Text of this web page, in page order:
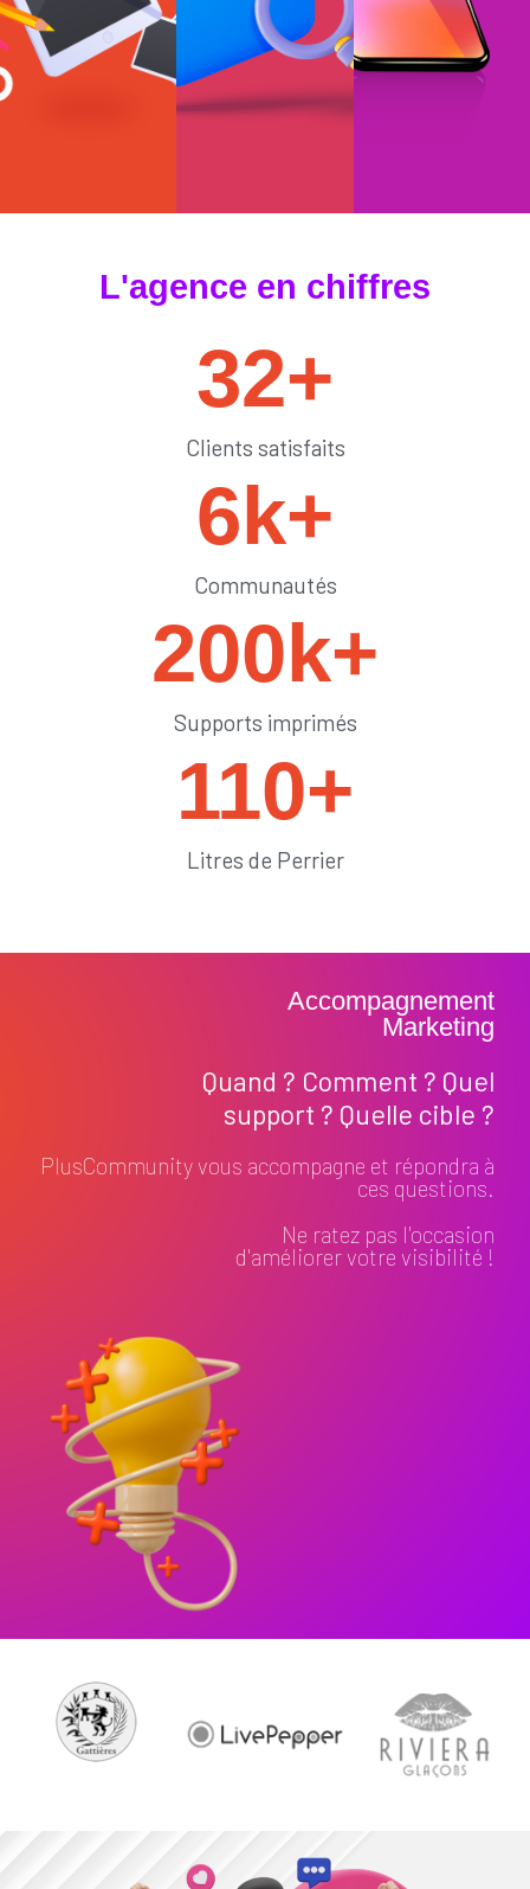
#tendances
L'agence en chiffres
32+
Clients satisfaits
6k+
Communautés
200k+
Supports imprimés
110+
Litres de Perrier
Accompagnement
Marketing
Quand ? Comment ? Quel
support ? Quelle cible ?
PlusCommunity vous accompagne et répondra à
ces questions.
Ne ratez pas l'occasion
d'améliorer votre visibilité !